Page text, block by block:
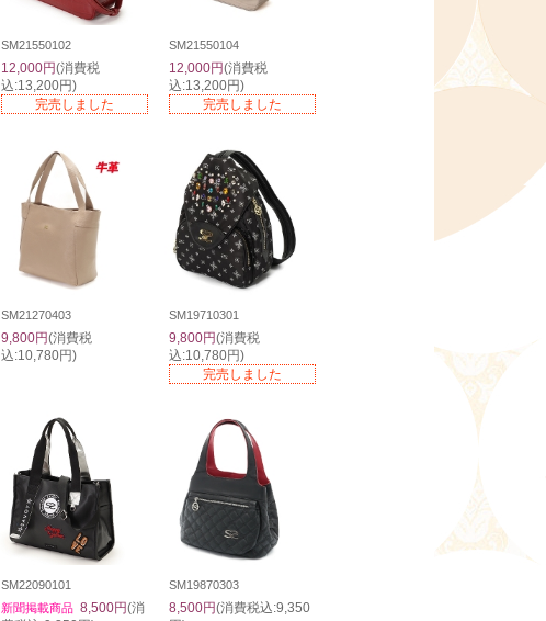
SM21550102
12,000円(消費税
込:13,200円)
完売しました
SM21550104
12,000円(消費税
込:13,200円)
完売しました
SM21270403
9,800円(消費税
込:10,780円)
SM19710301
9,800円(消費税
込:10,780円)
完売しました
SM22090101
新聞掲載商品 8,500円(消
SM19870303
8,500円(消費税込:9,350